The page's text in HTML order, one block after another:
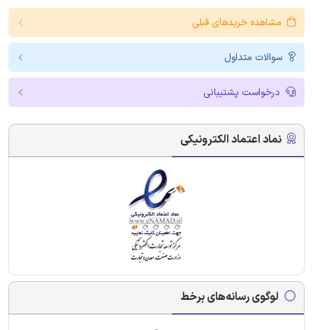
مشاهده خریدهای قبلی
سوالات متداول
درخواست پشتیبانی
نماد اعتماد الکترونیکی
لوگوی رسانه‌های برخط